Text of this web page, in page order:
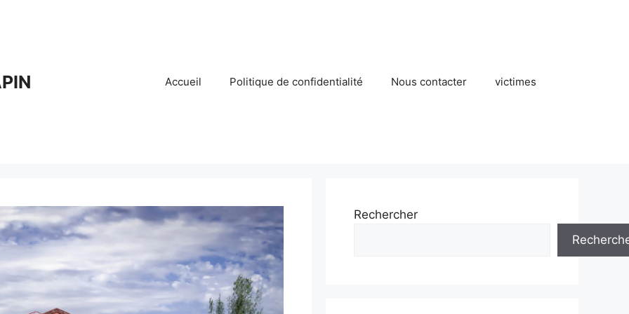
Accueil Politique de confidentialité Nous contacter victimes
Rechercher